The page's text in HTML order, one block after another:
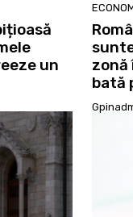
un
zonă
bată